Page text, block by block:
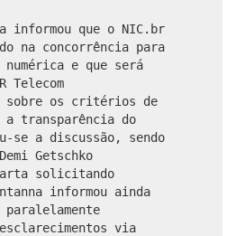
informou que o NIC.br
na concorrência para
e que será
Telecom
sobre os critérios de
a transparência do
se a discussão, sendo
Getschko
solicitando
informou ainda
paralelamente
via